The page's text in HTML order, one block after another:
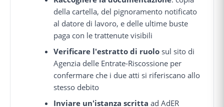
della cartella, del pignoramento notificato
al datore di lavoro, e delle ultime buste
paga con le trattenute visibili
Verificare l'estratto di ruolo sul sito di
Agenzia delle Entrate-Riscossione per
confermare che i due atti si riferiscano allo
stesso debito
Inviare un'istanza scritta ad AdER